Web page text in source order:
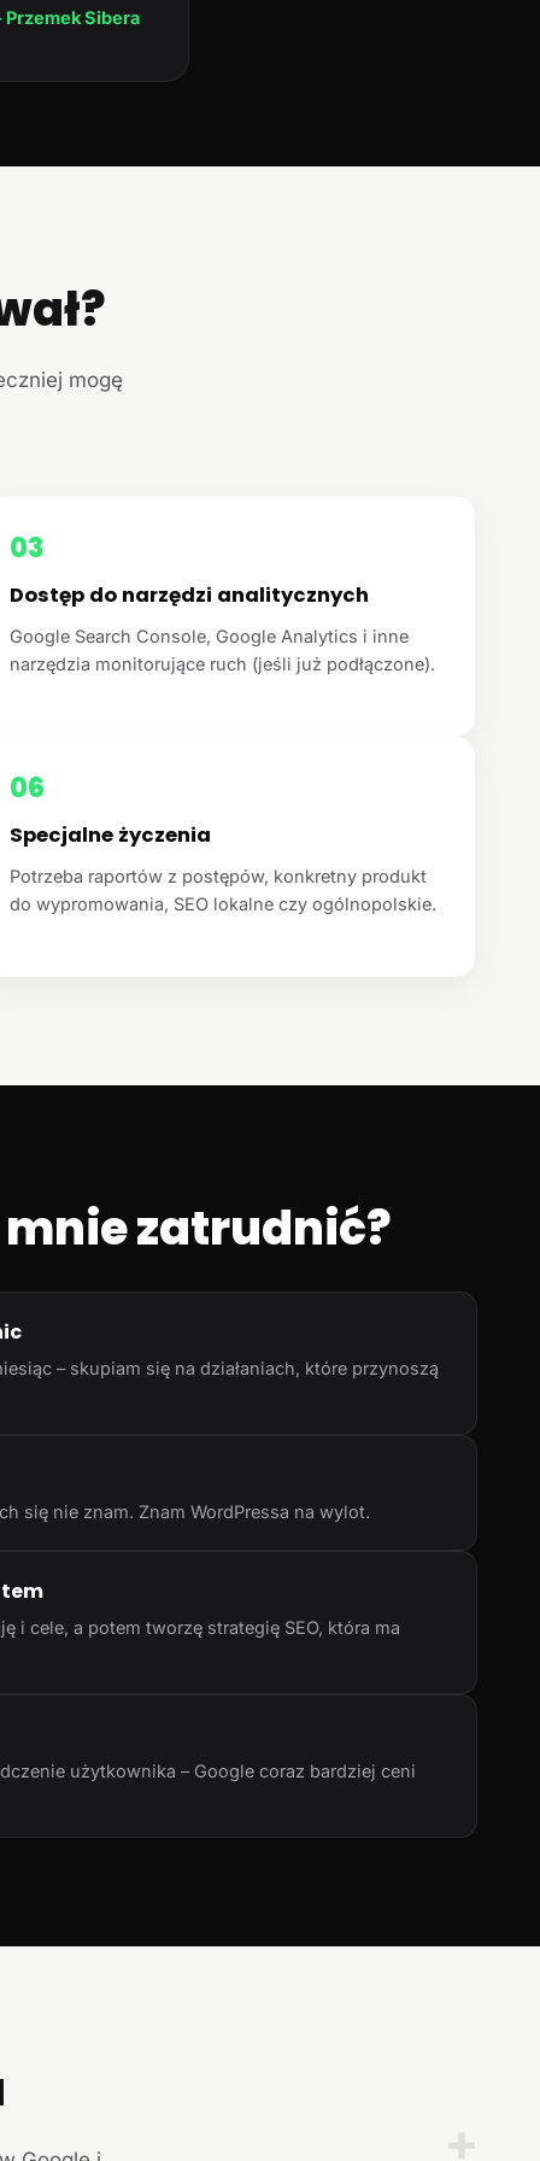
Sibera
mogę
03
Dostęp do narzędzi analitycznych
Google Search Console, Google Analytics i inne
narzędzia monitorujące ruch (jeśli już podłączone).
06
Specjalne życzenia
Potrzeba raportów z postępów, konkretny produkt
do wypromowania, SEO lokalne czy ogólnopolskie.
zatrudnić?
– skupiam się na działaniach, które przynoszą
się nie znam. Znam WordPressa na wylot.
i cele, a potem tworzę strategię SEO, która ma
użytkownika – Google coraz bardziej ceni
+